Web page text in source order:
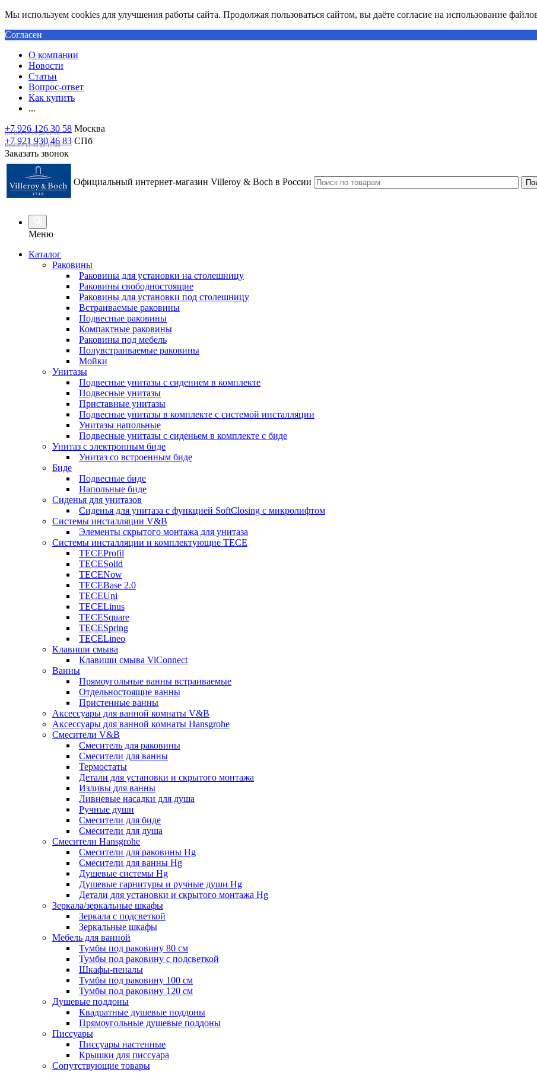
Мы используем cookies для улучшения работы сайта. Продолжая пользоваться сайтом, вы даёте согласие на использование
Согласен
О компании
Новости
Статьи
Вопрос-ответ
Как купить
...
+7 926 126 30 58 Москва
Пн-Вс с 10:00 до 21:00
+7 921 930 46 83 СПб
Пн-Сб c 11:00 до 19:00
Заказать звонок
Официальный интернет-магазин Villeroy & Boch в России
Меню
Каталог
Раковины
Раковины для установки на столешницу
Раковины свободностоящие
Раковины для установки под столешницу
Встраиваемые раковины
Подвесные раковины
Компактные раковины
Раковины под мебель
Полувстраиваемые раковины
Мойки
Унитазы
Подвесные унитазы с сидением в комплекте
Подвесные унитазы
Приставные унитазы
Подвесные унитазы в комплекте с системой инсталляции
Унитазы напольные
Подвесные унитазы с сиденьем в комплекте с биде
Унитаз с электронным биде
Унитаз со встроенным биде
Биде
Подвесные биде
Напольные биде
Сиденья для унитазов
Сиденья для унитаза с функцией SoftClosing с микролифтом
Системы инсталляции V&B
Элементы скрытого монтажа для унитаза
Системы инсталляции и комплектующие TECE
TECEProfil
TECESolid
TECENow
TECEBase 2.0
TECEUni
TECELinus
TECESquare
TECESpring
TECELineo
Клавиши смыва
Клавиши смыва ViConnect
Ванны
Прямоугольные ванны встраиваемые
Отдельностоящие ванны
Пристенные ванны
Аксессуары для ванной комнаты V&B
Аксессуары для ванной комнаты Hansgrohe
Смесители V&B
Смеситель для раковины
Смесители для ванны
Термостаты
Детали для установки и скрытого монтажа
Изливы для ванны
Ливневые насадки для душа
Ручные души
Смесители для биде
Смесители для душа
Смесители Hansgrohe
Смесители для раковины Hg
Смесители для ванны Hg
Душевые системы Hg
Душевые гарнитуры и ручные души Hg
Детали для установки и скрытого монтажа Hg
Зеркала/зеркальные шкафы
Зеркала с подсветкой
Зеркальные шкафы
Мебель для ванной
Тумбы под раковину 80 см
Тумбы под раковину с подсветкой
Шкафы-пеналы
Тумбы под раковину 100 см
Тумбы под раковину 120 см
Душевые поддоны
Квадратные душевые поддоны
Прямоугольные душевые поддоны
Писсуары
Писсуары настенные
Крышки для писсуара
Сопутствующие товары